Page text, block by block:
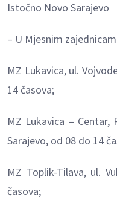
Istočno Novo Sarajevo
– U Mjesnim
MZ Lukavica, ul.
14 časova;
MZ Lukavica –
Sarajevo, od 08 do 14
MZ Toplik-Tilava, ul.
časova;